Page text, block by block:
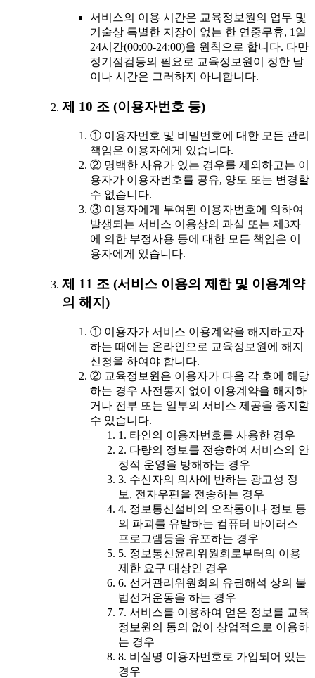
서비스의 이용 시간은 교육정보원의 업무 및
기술상 특별한 지장이 없는 한 연중무휴, 1일
24시간(00:00-24:00)을 원칙으로 합니다. 다만
정기점검등의 필요로 교육정보원이 정한 날
이나 시간은 그러하지 아니합니다.
제 10 조 (이용자번호 등)
① 이용자번호 및 비밀번호에 대한 모든 관리
책임은 이용자에게 있습니다.
② 명백한 사유가 있는 경우를 제외하고는 이
용자가 이용자번호를 공유, 양도 또는 변경할
수 없습니다.
③ 이용자에게 부여된 이용자번호에 의하여
발생되는 서비스 이용상의 과실 또는 제3자
에 의한 부정사용 등에 대한 모든 책임은 이
용자에게 있습니다.
제 11 조 (서비스 이용의 제한 및 이용계약
의 해지)
① 이용자가 서비스 이용계약을 해지하고자
하는 때에는 온라인으로 교육정보원에 해지
신청을 하여야 합니다.
② 교육정보원은 이용자가 다음 각 호에 해당
하는 경우 사전통지 없이 이용계약을 해지하
거나 전부 또는 일부의 서비스 제공을 중지할
수 있습니다.
1. 타인의 이용자번호를 사용한 경우
2. 다량의 정보를 전송하여 서비스의 안
정적 운영을 방해하는 경우
3. 수신자의 의사에 반하는 광고성 정
보, 전자우편을 전송하는 경우
4. 정보통신설비의 오작동이나 정보 등
의 파괴를 유발하는 컴퓨터 바이러스
프로그램등을 유포하는 경우
5. 정보통신윤리위원회로부터의 이용
제한 요구 대상인 경우
6. 선거관리위원회의 유권해석 상의 불
법선거운동을 하는 경우
7. 서비스를 이용하여 얻은 정보를 교육
정보원의 동의 없이 상업적으로 이용하
는 경우
8. 비실명 이용자번호로 가입되어 있는
경우